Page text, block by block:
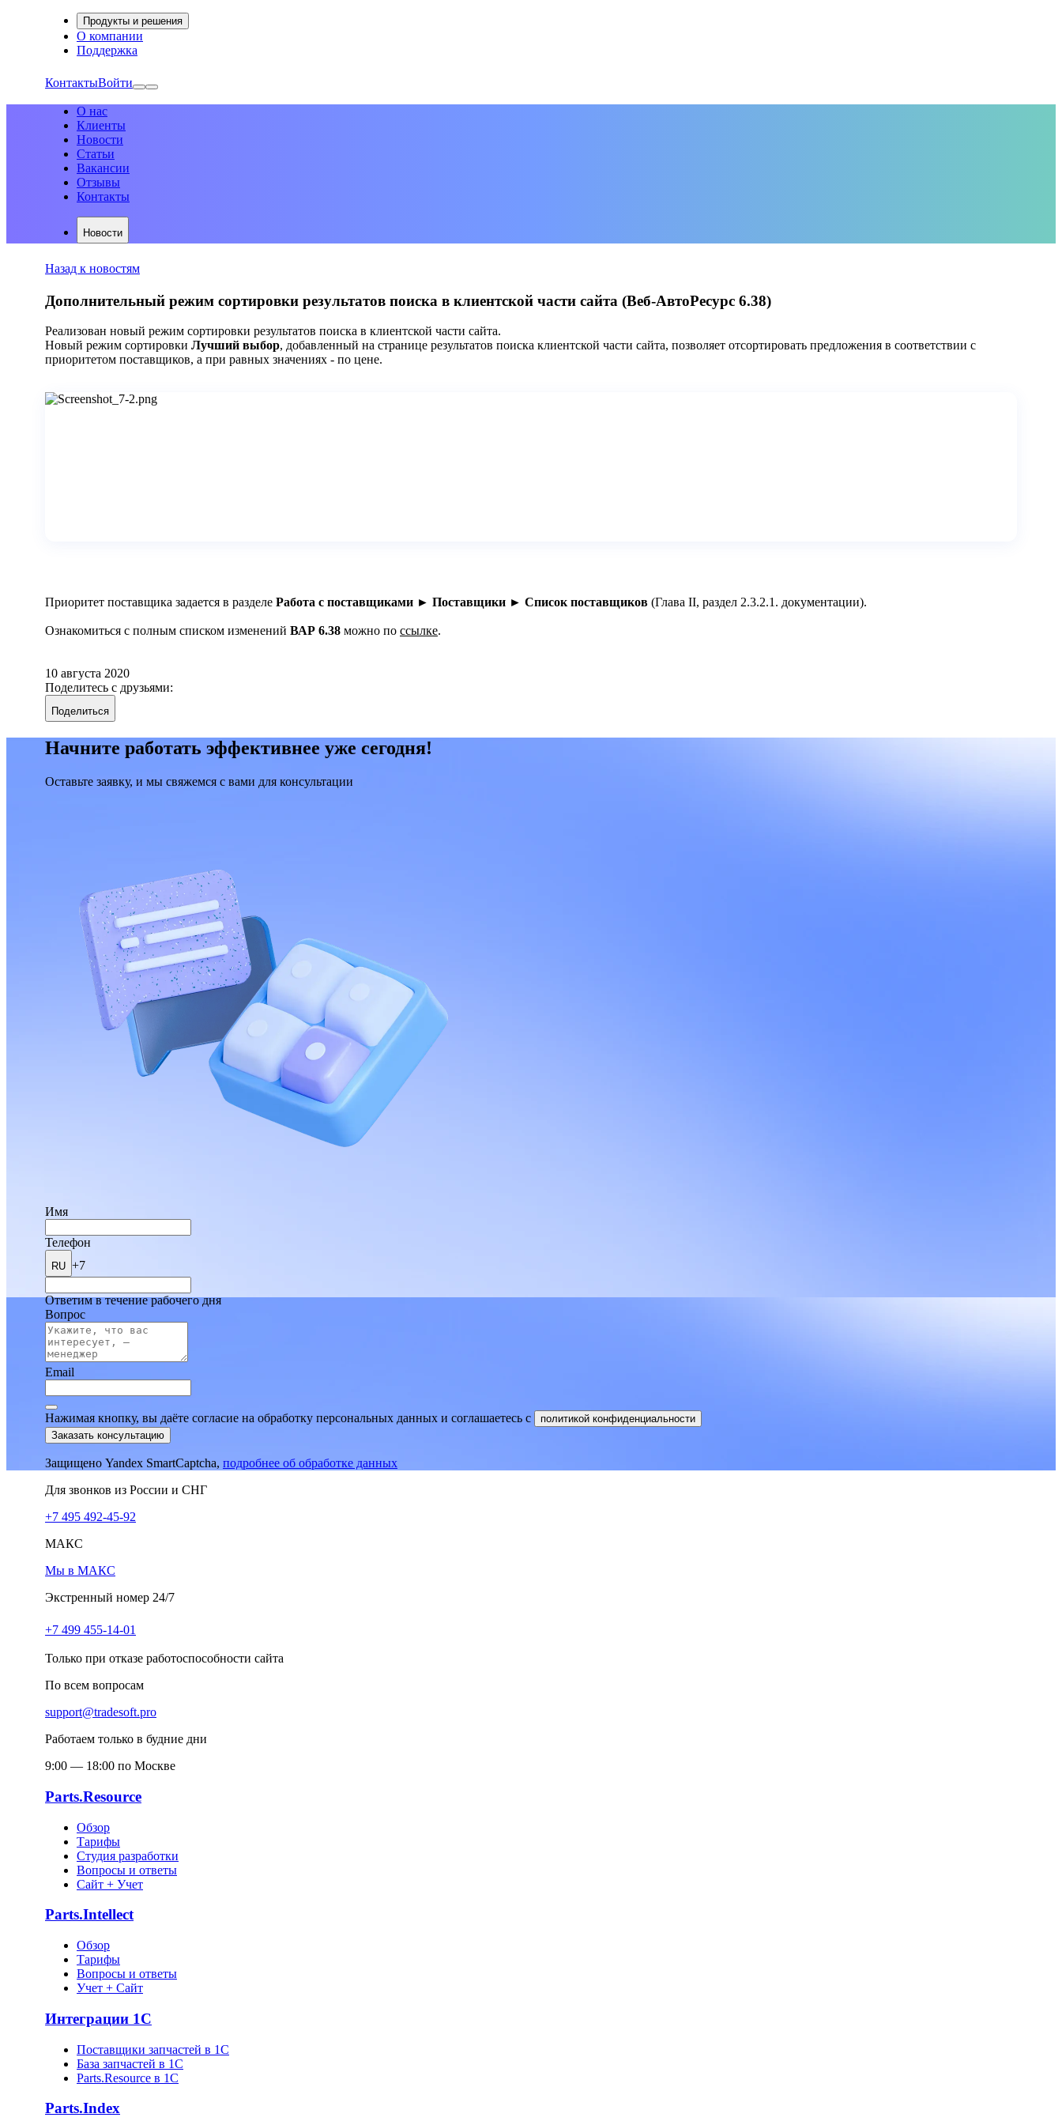
Продукты и решения
О компании
Поддержка
КонтактыВойти
О нас
Клиенты
Новости
Статьи
Вакансии
Отзывы
Контакты
Новости
Назад к новостям
Дополнительный режим сортировки результатов поиска в клиентской части сайта (Веб-АвтоРесурс 6.38)
Реализован новый режим сортировки результатов поиска в клиентской части сайта.
Новый режим сортировки Лучший выбор, добавленный на странице результатов поиска клиентской части сайта, позволяет отсортировать предложения в соответствии с
приоритетом поставщиков, а при равных значениях - по цене.
Приоритет поставщика задается в разделе Работа с поставщиками ► Поставщики ► Список поставщиков (Глава II, раздел 2.3.2.1. документации).
Ознакомиться с полным списком изменений ВАР 6.38 можно по ссылке.
10 августа 2020
Поделитесь с друзьями:
Поделиться
Начните работать эффективнее уже сегодня!
Оставьте заявку, и мы свяжемся с вами для консультации
Имя
Телефон
RU +7
Ответим в течение рабочего дня
Вопрос
Email
Нажимая кнопку, вы даёте согласие на обработку персональных данных и соглашаетесь c
политикой конфиденциальности
Заказать консультацию
Защищено Yandex SmartCaptcha, подробнее об обработке данных
Для звонков из России и СНГ
+7 495 492-45-92
МАКС
Мы в МАКС
Экстренный номер 24/7
+7 499 455-14-01
Только при отказе работоспособности сайта
По всем вопросам
support@tradesoft.pro
Работаем только в будние дни
9:00 — 18:00 по Москве
Parts.Resource
Обзор
Тарифы
Студия разработки
Вопросы и ответы
Сайт + Учет
Parts.Intellect
Обзор
Тарифы
Вопросы и ответы
Учет + Сайт
Интеграции 1С
Поставщики запчастей в 1C
База запчастей в 1С
Parts.Resource в 1C
Parts.Index